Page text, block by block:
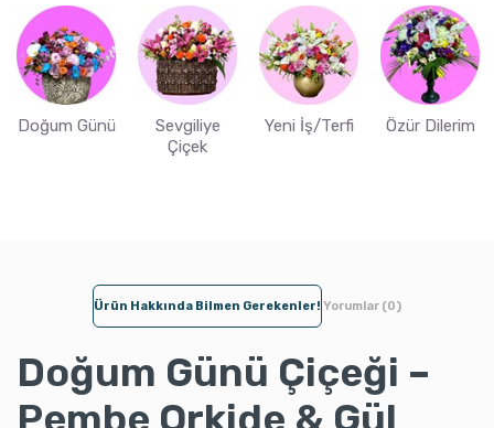
Doğum Günü
Sevgiliye
Çiçek
Yeni İş/Terfi Özür Dilerim
Ürün Hakkında Bilmen Gerekenler! Yorumlar (0)
Doğum Günü Çiçeği –